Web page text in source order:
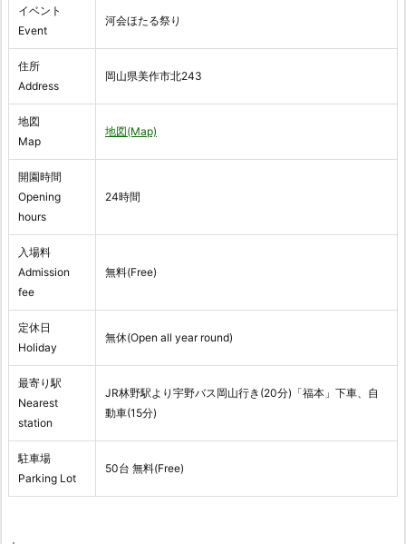
イベント
Event
河会ほたる祭り
住所
Address
岡山県美作市北243
地図
Map
地図(Map)
開園時間
Opening
hours
24時間
入場料
Admission
fee
無料(Free)
定休日
Holiday
無休(Open all year round)
最寄り駅
Nearest
station
JR林野駅より宇野バス岡山行き(20分)「福本」下車、自
動車(15分)
駐車場
Parking Lot
50台 無料(Free)